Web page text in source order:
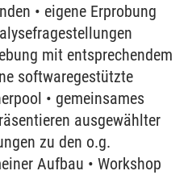
• eigene Erprobung
mit entsprechendem
softwaregestützte
• gemeinsames
ausgewählter
zu den o.g.
Aufbau • Workshop